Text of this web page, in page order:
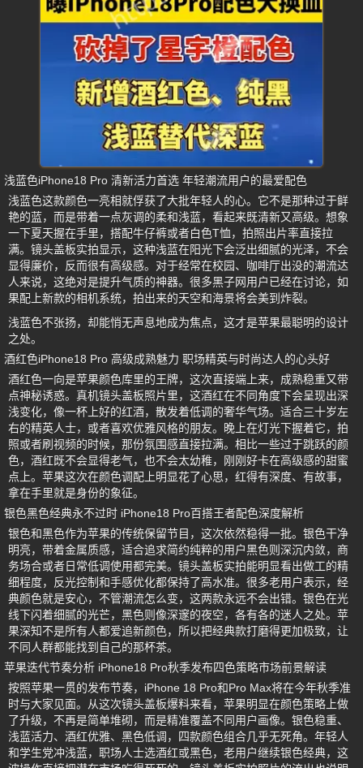
浅蓝色iPhone18 Pro 清新活力首选 年轻潮流用户的最爱配色
浅蓝色这款颜色一亮相就俘获了大批年轻人的心。它不是那种过于鲜
艳的蓝，而是带着一点灰调的柔和浅蓝，看起来既清新又高级。想象
一下夏天握在手里，搭配牛仔裤或者白色T恤，拍照出片率直接拉
满。镜头盖板实拍显示，这种浅蓝在阳光下会泛出细腻的光泽，不会
显得廉价，反而很有高级感。对于经常在校园、咖啡厅出没的潮流达
人来说，这绝对是提升气质的神器。很多黑子网用户已经在讨论，如
果配上新款的相机系统，拍出来的天空和海景将会美到炸裂。
浅蓝色不张扬，却能悄无声息地成为焦点，这才是苹果最聪明的设计
之处。
酒红色iPhone18 Pro 高级成熟魅力 职场精英与时尚达人的心头好
酒红色一向是苹果颜色库里的王牌，这次直接端上来，成熟稳重又带
点神秘诱惑。真机镜头盖板照片里，这酒红在不同角度下会呈现出深
浅变化，像一杯上好的红酒，散发着低调的奢华气场。适合三十岁左
右的精英人士，或者喜欢优雅风格的朋友。晚上在灯光下握着它，拍
照或者刷视频的时候，那份氛围感直接拉满。相比一些过于跳跃的颜
色，酒红既不会显得老气，也不会太幼稚，刚刚好卡在高级感的甜蜜
点上。苹果这次在颜色调配上明显花了心思，红得有深度、有故事，
拿在手里就是身份的象征。
银色黑色经典永不过时 iPhone18 Pro百搭王者配色深度解析
银色和黑色作为苹果的传统保留节目，这次依然稳得一批。银色干净
明亮，带着金属质感，适合追求简约纯粹的用户黑色则深沉内敛，商
务场合或者日常低调使用都完美。镜头盖板实拍能明显看出做工的精
细程度，反光控制和手感优化都保持了高水准。很多老用户表示，经
典颜色就是安心，不管潮流怎么变，这两款永远不会出错。银色在光
线下闪着细腻的光芒，黑色则像深邃的夜空，各有各的迷人之处。苹
果深知不是所有人都爱追新颜色，所以把经典款打磨得更加极致，让
不同人群都能找到自己的那杯茶。
苹果迭代节奏分析 iPhone18 Pro秋季发布四色策略市场前景解读
按照苹果一贯的发布节奏，iPhone 18 Pro和Pro Max将在今年秋季准
时与大家见面。从这次镜头盖板爆料来看，苹果明显在颜色策略上做
了升级，不再是简单堆砌，而是精准覆盖不同用户画像。银色稳重、
浅蓝活力、酒红优雅、黑色低调，四款颜色组合几乎无死角。年轻人
和学生党冲浅蓝，职场人士选酒红或黑色，老用户继续银色经典，这